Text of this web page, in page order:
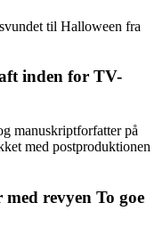
til Halloween fra
inden for TV-
manuskriptforfatter på
med postproduktionen
revyen To goe